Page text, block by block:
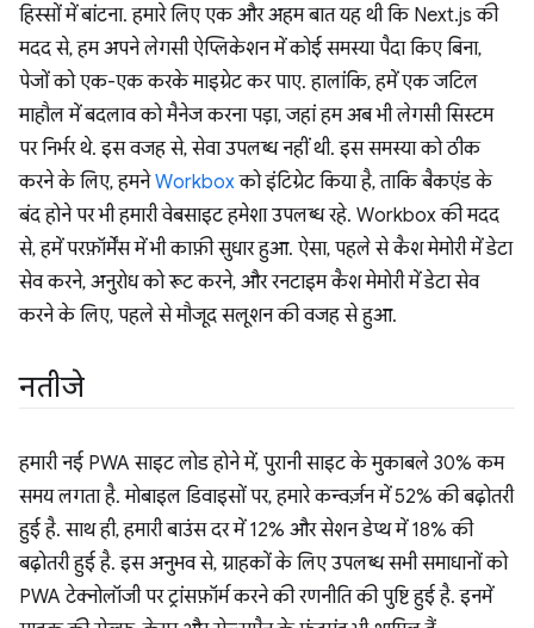
हिस्सों में बांटना. हमारे लिए एक और अहम बात यह थी कि Next.js की
मदद से, हम अपने लेगसी ऐप्लिकेशन में कोई समस्या पैदा किए बिना,
पेजों को एक-एक करके माइग्रेट कर पाए. हालांकि, हमें एक जटिल
माहौल में बदलाव को मैनेज करना पड़ा, जहां हम अब भी लेगसी सिस्टम
पर निर्भर थे. इस वजह से, सेवा उपलब्ध नहीं थी. इस समस्या को ठीक
करने के लिए, हमनेWorkboxको इंटिग्रेट किया है, ताकि बैकएंड के
बंद होने पर भी हमारी वेबसाइट हमेशा उपलब्ध रहे. Workbox की मदद
से, हमें परफ़ॉर्मेंस में भी काफ़ी सुधार हुआ. ऐसा, पहले से कैश मेमोरी में डेटा
सेव करने, अनुरोध को रूट करने, और रनटाइम कैश मेमोरी में डेटा सेव
करने के लिए, पहले से मौजूद सलूशन की वजह से हुआ.
नतीजे
हमारी नई PWA साइट लोड होने में, पुरानी साइट के मुकाबले 30% कम
समय लगता है. मोबाइल डिवाइसों पर, हमारे कन्वर्ज़न में 52% की बढ़ोतरी
हुई है. साथ ही, हमारी बाउंस दर में 12% और सेशन डेप्थ में 18% की
बढ़ोतरी हुई है. इस अनुभव से, ग्राहकों के लिए उपलब्ध सभी समाधानों को
PWA टेक्नोलॉजी पर ट्रांसफ़ॉर्म करने की रणनीति की पुष्टि हुई है. इनमें